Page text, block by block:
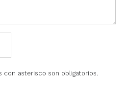
con asterisco son obligatorios.